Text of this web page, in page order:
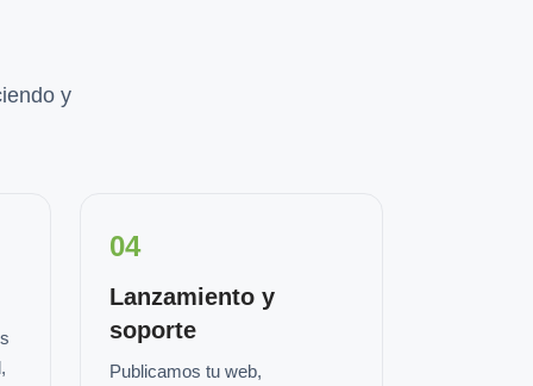
y
04
Lanzamiento y
soporte
Publicamos tu web,